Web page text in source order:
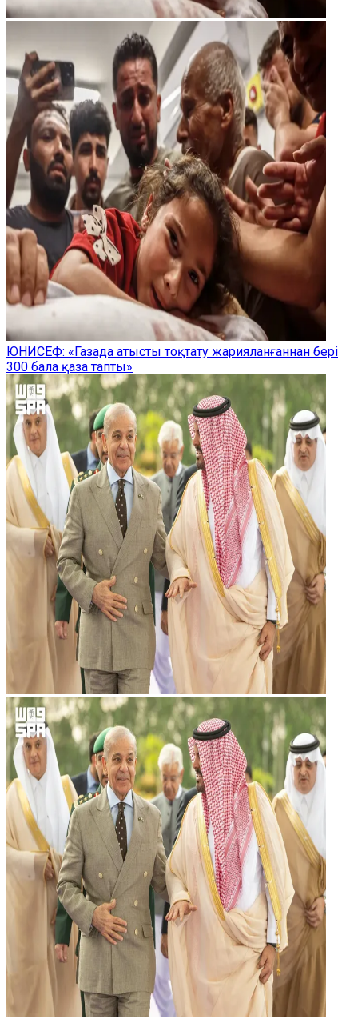
ЮНИСЕФ: «Газада атысты тоқтату жарияланғаннан бері
300 бала қаза тапты»